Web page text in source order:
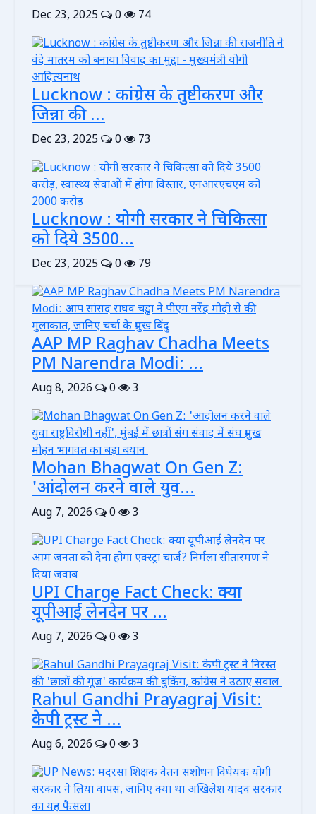
Dec 23, 2025 0 74
Lucknow : कांग्रेस के तुष्टीकरण और
जिन्ना की ...
Dec 23, 2025 0 73
Lucknow : योगी सरकार ने चिकित्सा
को दिये 3500...
Dec 23, 2025 0 79
AAP MP Raghav Chadha Meets
PM Narendra Modi: ...
Aug 8, 2026 0 3
Mohan Bhagwat On Gen Z:
'आंदोलन करने वाले युव...
Aug 7, 2026 0 3
UPI Charge Fact Check: क्या
यूपीआई लेनदेन पर ...
Aug 7, 2026 0 3
Rahul Gandhi Prayagraj Visit:
केपी ट्रस्ट ने ...
Aug 6, 2026 0 3